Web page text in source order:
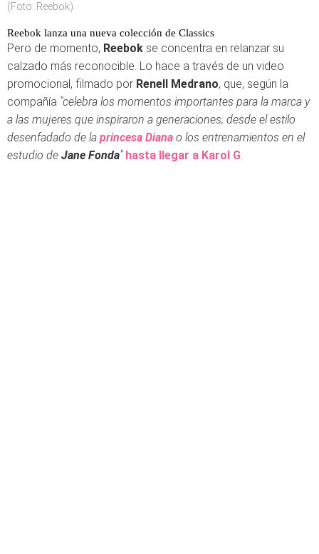
(Foto: Reebok)
Reebok lanza una nueva colección de Classics
Pero de momento, Reebok se concentra en relanzar su
calzado más reconocible. Lo hace a través de un video
promocional, filmado por Renell Medrano, que, según la
compañía "celebra los momentos importantes para la marca y
a las mujeres que inspiraron a generaciones, desde el estilo
desenfadado de la princesa Diana o los entrenamientos en el
estudio de Jane Fonda" hasta llegar a Karol G.